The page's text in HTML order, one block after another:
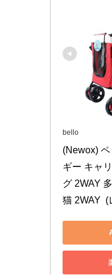
bello
(Newox)
ギー キャ
グ 2WAY
猫 2WAY  (